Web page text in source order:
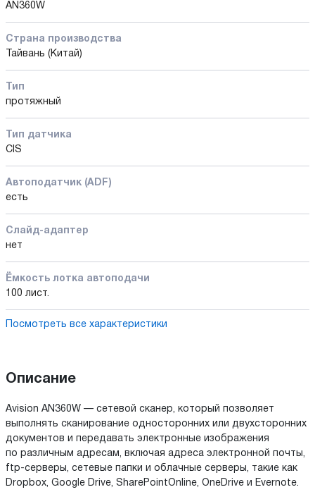
AN360W
Страна производства
Тайвань (Китай)
Тип
протяжный
Тип датчика
CIS
Автоподатчик (ADF)
есть
Слайд-адаптер
нет
Ёмкость лотка автоподачи
100 лист.
Посмотреть все характеристики
Описание
Avision AN360W — сетевой сканер, который позволяет
выполнять сканирование односторонних или двухсторонних
документов и передавать электронные изображения
по различным адресам, включая адреса электронной почты,
ftp-серверы, сетевые папки и облачные серверы, такие как
Dropbox, Google Drive, SharePointOnline, OneDrive и Evernote.